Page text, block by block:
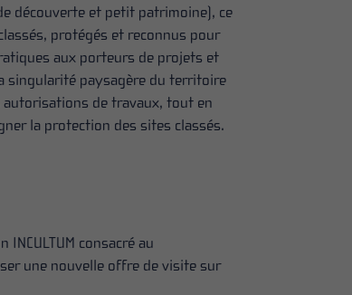
découverte et petit patrimoine), ce
protégés et reconnus pour
aux porteurs de projets et
singularité paysagère du territoire
autorisations de travaux, tout en
la protection des sites classés.
consacré au
une nouvelle offre de visite sur